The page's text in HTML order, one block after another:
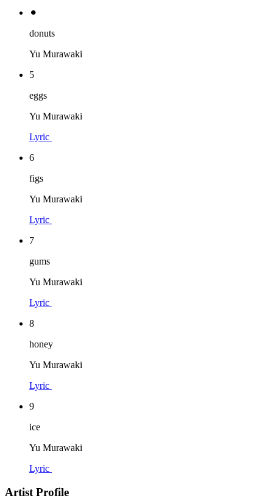
⚫︎
donuts
Yu Murawaki
5
eggs
Yu Murawaki
Lyric
6
figs
Yu Murawaki
Lyric
7
gums
Yu Murawaki
Lyric
8
honey
Yu Murawaki
Lyric
9
ice
Yu Murawaki
Lyric
Artist Profile